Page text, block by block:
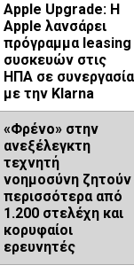
Apple Upgrade: Η
Apple λανσάρει
πρόγραμμα leasing
συσκευών στις
ΗΠΑ σε συνεργασία
με την Klarna
«Φρένο» στην
ανεξέλεγκτη
τεχνητή
νοημοσύνη ζητούν
περισσότερα από
1.200 στελέχη και
κορυφαίοι
ερευνητές